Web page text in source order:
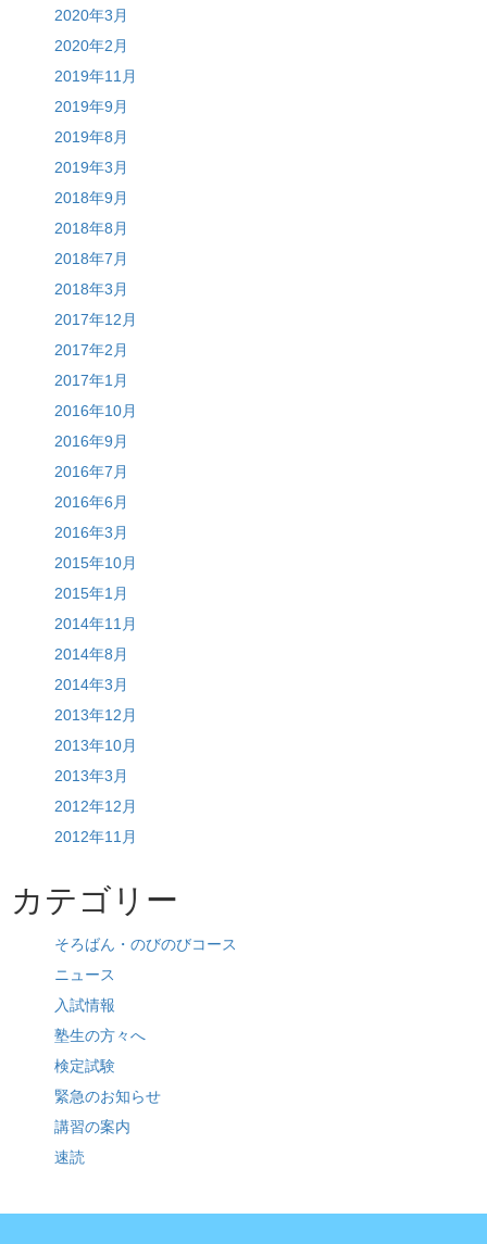
2020年3月
2020年2月
2019年11月
2019年9月
2019年8月
2019年3月
2018年9月
2018年8月
2018年7月
2018年3月
2017年12月
2017年2月
2017年1月
2016年10月
2016年9月
2016年7月
2016年6月
2016年3月
2015年10月
2015年1月
2014年11月
2014年8月
2014年3月
2013年12月
2013年10月
2013年3月
2012年12月
2012年11月
カテゴリー
そろばん・のびのびコース
ニュース
入試情報
塾生の方々へ
検定試験
緊急のお知らせ
講習の案内
速読